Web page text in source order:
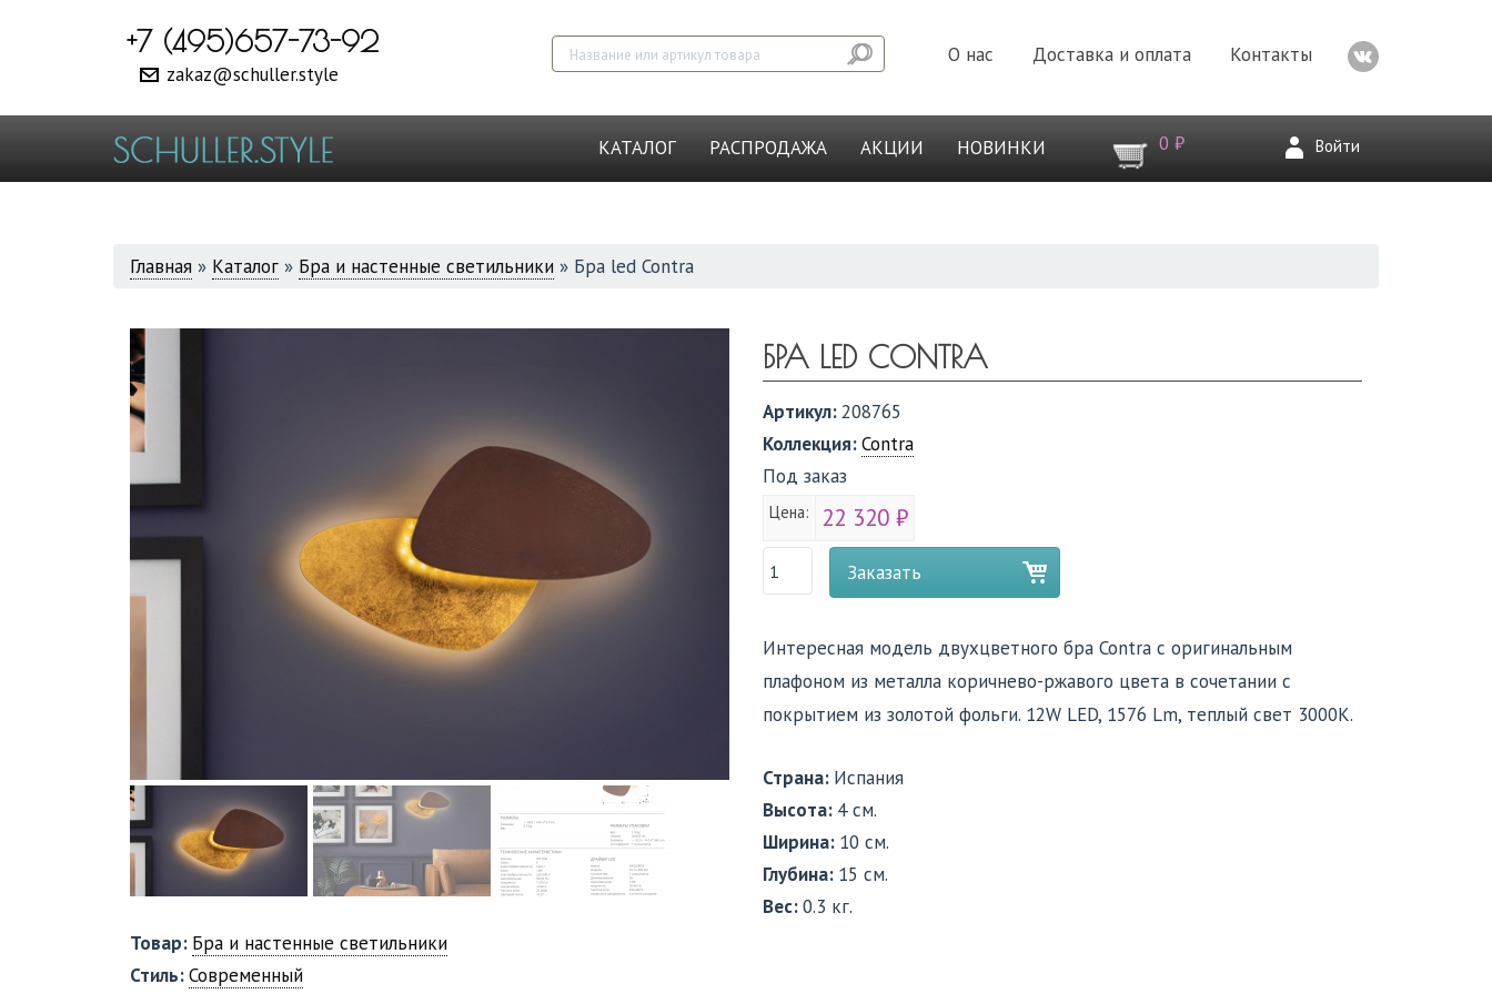
+7 (495)657-73-92
zakaz@schuller.style
О нас Доставка и оплата Контакты
КАТАЛОГ РАСПРОДАЖА АКЦИИ НОВИНКИ 0 ₽ Войти
ВЫ
Главная » Каталог » Бра и настенные светильники » Бра led Contra
Товар: Бра и настенные светильники
Стиль:Современный
БРА LED CONTRA
Артикул:208765
Коллекция:Contra
Под заказ
Цена: 22 320 ₽
Заказать
Интересная модель двухцветного бра Contra с оригинальным
плафоном из металла коричнево-ржавого цвета в сочетании с
покрытием из золотой фольги. 12W LED, 1576 Lm, теплый свет 3000K.
Страна: Испания
Высота: 4 см.
Ширина: 10 см.
Глубина: 15 см.
Вес:0.3 кг.